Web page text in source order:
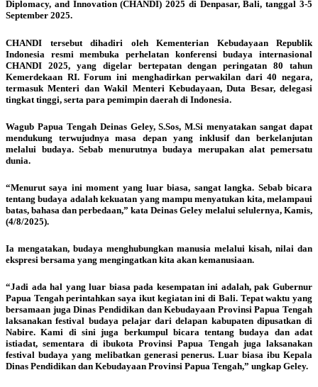
Diplomacy, and Innovation (CHANDI) 2025 di Denpasar, Bali, tanggal 3-5
September 2025.
CHANDI tersebut dihadiri oleh Kementerian Kebudayaan Republik
Indonesia resmi membuka perhelatan konferensi budaya internasional
CHANDI 2025, yang digelar bertepatan dengan peringatan 80 tahun
Kemerdekaan RI. Forum ini menghadirkan perwakilan dari 40 negara,
termasuk Menteri dan Wakil Menteri Kebudayaan, Duta Besar, delegasi
tingkat tinggi, serta para pemimpin daerah di Indonesia.
Wagub Papua Tengah Deinas Geley, S.Sos, M.Si menyatakan sangat dapat
mendukung terwujudnya masa depan yang inklusif dan berkelanjutan
melalui budaya. Sebab menurutnya budaya merupakan alat pemersatu
dunia.
“Menurut saya ini moment yang luar biasa, sangat langka. Sebab bicara
tentang budaya adalah kekuatan yang mampu menyatukan kita, melampaui
batas, bahasa dan perbedaan,” kata Deinas Geley melalui selulernya, Kamis,
(4/8/2025).
Ia mengatakan, budaya menghubungkan manusia melalui kisah, nilai dan
ekspresi bersama yang mengingatkan kita akan kemanusiaan.
“Jadi ada hal yang luar biasa pada kesempatan ini adalah, pak Gubernur
Papua Tengah perintahkan saya ikut kegiatan ini di Bali. Tepat waktu yang
bersamaan juga Dinas Pendidikan dan Kebudayaan Provinsi Papua Tengah
laksanakan festival budaya pelajar dari delapan kabupaten dipusatkan di
Nabire. Kami di sini juga berkumpul bicara tentang budaya dan adat
istiadat, sementara di ibukota Provinsi Papua Tengah juga laksanakan
festival budaya yang melibatkan generasi penerus. Luar biasa ibu Kepala
Dinas Pendidikan dan Kebudayaan Provinsi Papua Tengah,” ungkap Geley.